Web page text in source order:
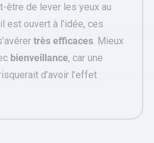
être de lever les yeux au
est ouvert à l’idée, ces
très efficaces . Mieux
bienveillance, car une
d’avoir l’effet